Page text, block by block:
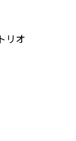
リオ